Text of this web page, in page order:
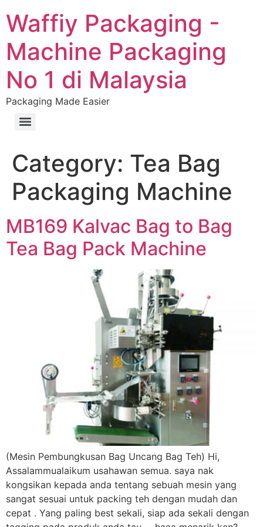
Waffiy Packaging -
Machine Packaging
No 1 di Malaysia
Packaging Made Easier
Category: Tea Bag
Packaging Machine
MB169 Kalvac Bag to Bag
Tea Bag Pack Machine
(Mesin Pembungkusan Bag Uncang Bag Teh) Hi,
Assalammualaikum usahawan semua. saya nak
kongsikan kepada anda tentang sebuah mesin yang
sangat sesuai untuk packing teh dengan mudah dan
cepat . Yang paling best sekali, siap ada sekali dengan